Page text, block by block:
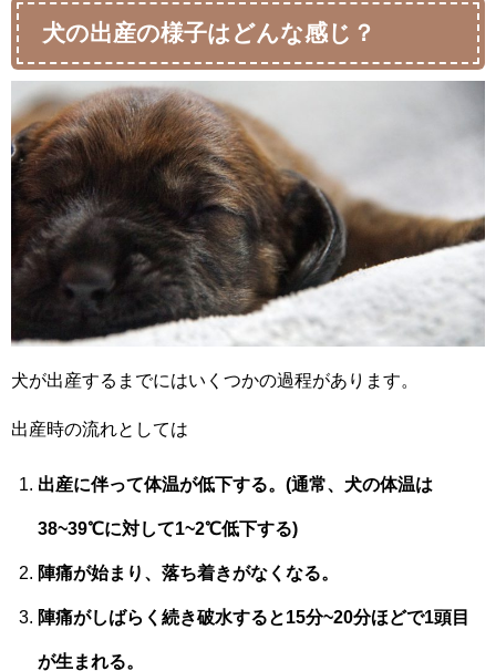
犬の出産の様子はどんな感じ？
犬が出産するまでにはいくつかの過程があります。
出産時の流れとしては
出産に伴って体温が低下する。(通常、犬の体温は
38~39℃に対して1~2℃低下する)
陣痛が始まり、落ち着きがなくなる。
陣痛がしばらく続き破水すると15分~20分ほどで1頭目
が生まれる。